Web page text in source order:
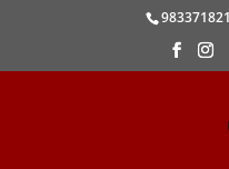
983371821